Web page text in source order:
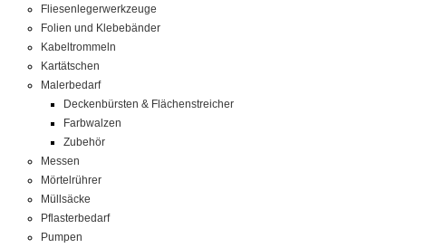
Fliesenlegerwerkzeuge
Folien und Klebebänder
Kabeltrommeln
Kartätschen
Malerbedarf
Deckenbürsten & Flächenstreicher
Farbwalzen
Zubehör
Messen
Mörtelrührer
Müllsäcke
Pflasterbedarf
Pumpen